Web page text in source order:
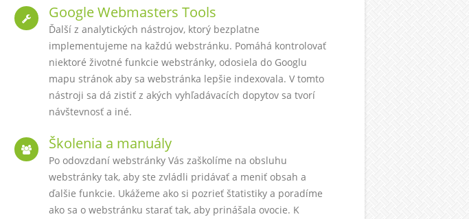
Google Webmasters Tools
Ďalší z analytických nástrojov, ktorý bezplatne
implementujeme na každú webstránku. Pomáhá kontrolovať
niektoré životné funkcie webstránky, odosiela do Googlu
mapu stránok aby sa webstránka lepšie indexovala. V tomto
nástroji sa dá zistiť z akých vyhľadávacích dopytov sa tvorí
návštevnosť a iné.
Školenia a manuály
Po odovzdaní webstránky Vás zaškolíme na obsluhu
webstránky tak, aby ste zvládli pridávať a meniť obsah a
ďalšie funkcie. Ukážeme ako si pozrieť štatistiky a poradíme
ako sa o webstránku starať tak, aby prinášala ovocie. K